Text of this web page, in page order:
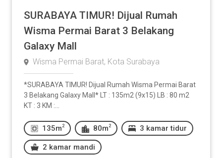
SURABAYA TIMUR! Dijual Rumah
Wisma Permai Barat 3 Belakang
Galaxy Mall
Wisma Permai Barat, Kota Surabaya
*SURABAYA TIMUR! Dijual Rumah Wisma Permai Barat
3 Belakang Galaxy Mall* LT : 135m2 (9x15) LB : 80 m2
KT : 3 KM :...
135m 2 80m 2 3 kamar tidur
2 kamar mandi